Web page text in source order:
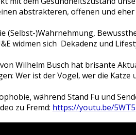
abstrakteren, offenen und
(Selbst-)Wahrnehmung,
widmen sich Dekadenz und
von Wilhelm Busch hat brisante
Wer ist der Vogel, wer die Katze
während Stand Fu und
zu Fremd: https://youtu.be/